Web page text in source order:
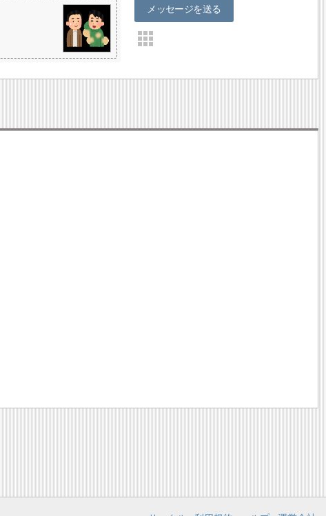
メッセージを送る